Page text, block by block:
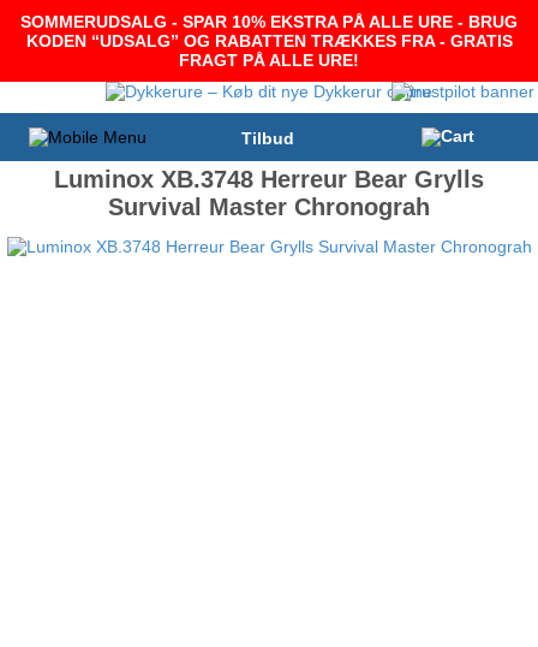
SOMMERUDSALG - SPAR 10% EKSTRA PÅ ALLE URE - BRUG
KODEN “UDSALG” OG RABATTEN TRÆKKES FRA - GRATIS
FRAGT PÅ ALLE URE!
Tilbud
Luminox XB.3748 Herreur Bear Grylls
Survival Master Chronograh